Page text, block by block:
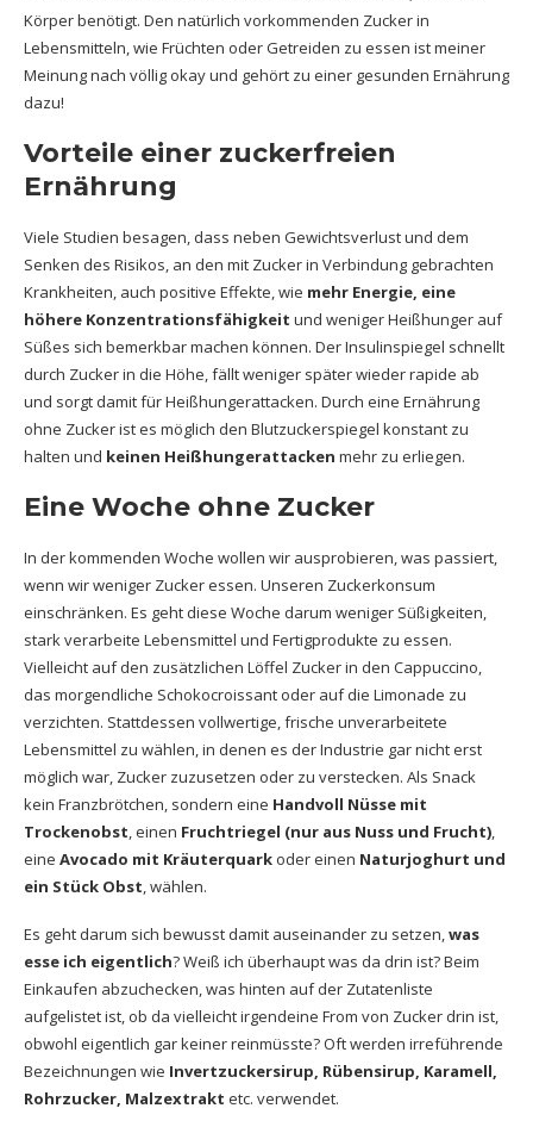
Körper benötigt. Den natürlich vorkommenden Zucker in
Lebensmitteln, wie Früchten oder Getreiden zu essen ist meiner
Meinung nach völlig okay und gehört zu einer gesunden Ernährung
dazu!
Vorteile einer zuckerfreien
Ernährung
Viele Studien besagen, dass neben Gewichtsverlust und dem
Senken des Risikos, an den mit Zucker in Verbindung gebrachten
Krankheiten, auch positive Effekte, wie mehr Energie, eine
höhere Konzentrationsfähigkeit und weniger Heißhunger auf
Süßes sich bemerkbar machen können. Der Insulinspiegel schnellt
durch Zucker in die Höhe, fällt weniger später wieder rapide ab
und sorgt damit für Heißhungerattacken. Durch eine Ernährung
ohne Zucker ist es möglich den Blutzuckerspiegel konstant zu
halten und keinen Heißhungerattacken mehr zu erliegen.
Eine Woche ohne Zucker
In der kommenden Woche wollen wir ausprobieren, was passiert,
wenn wir weniger Zucker essen. Unseren Zuckerkonsum
einschränken. Es geht diese Woche darum weniger Süßigkeiten,
stark verarbeite Lebensmittel und Fertigprodukte zu essen.
Vielleicht auf den zusätzlichen Löffel Zucker in den Cappuccino,
das morgendliche Schokocroissant oder auf die Limonade zu
verzichten. Stattdessen vollwertige, frische unverarbeitete
Lebensmittel zu wählen, in denen es der Industrie gar nicht erst
möglich war, Zucker zuzusetzen oder zu verstecken. Als Snack
kein Franzbrötchen, sondern eine Handvoll Nüsse mit
Trockenobst, einen Fruchtriegel (nur aus Nuss und Frucht),
eine Avocado mit Kräuterquark oder einen Naturjoghurt und
ein Stück Obst, wählen.
Es geht darum sich bewusst damit auseinander zu setzen,was
esse ich eigentlich? Weiß ich überhaupt was da drin ist? Beim
Einkaufen abzuchecken, was hinten auf der Zutatenliste
aufgelistet ist, ob da vielleicht irgendeine From von Zucker drin ist,
obwohl eigentlich gar keiner reinmüsste? Oft werden irreführende
Bezeichnungen wie Invertzuckersirup, Rübensirup, Karamell,
Rohrzucker, Malzextrakt etc. verwendet.